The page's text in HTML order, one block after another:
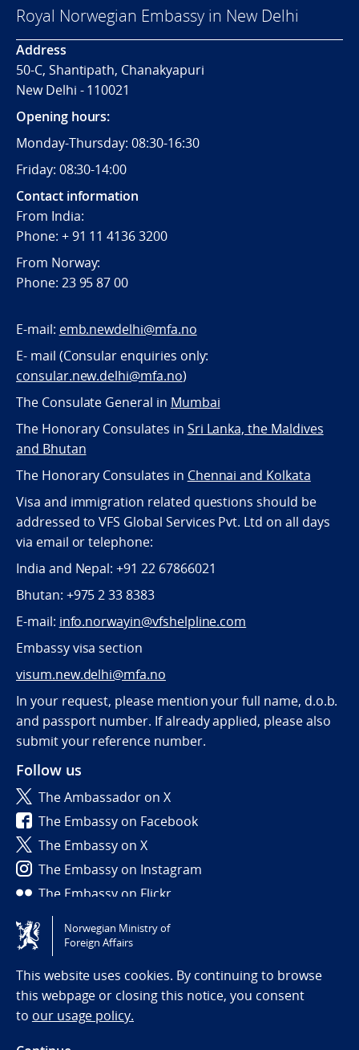
Royal Norwegian Embassy in New Delhi
Address
50-C, Shantipath, Chanakyapuri
New Delhi - 110021
Opening hours:
Monday-Thursday: 08:30-16:30
Friday: 08:30-14:00
Contact information
From India:
Phone: + 91 11 4136 3200
From Norway:
Phone: 23 95 87 00
E-mail: emb.newdelhi@mfa.no
E- mail (Consular enquiries only:
consular.new.delhi@mfa.no)
The Consulate General in Mumbai
The Honorary Consulates in Sri Lanka, the Maldives
and Bhutan
The Honorary Consulates in Chennai and Kolkata
Visa and immigration related questions should be
addressed to VFS Global Services Pvt. Ltd on all days
via email or telephone:
India and Nepal: +91 22 67866021
Bhutan: +975 2 33 8383
E-mail: info.norwayin@vfshelpline.com
Embassy visa section
visum.new.delhi@mfa.no
In your request, please mention your full name, d.o.b.
and passport number. If already applied, please also
submit your reference number.
Follow us
The Ambassador on X
The Embassy on Facebook
The Embassy on X
The Embassy on Instagram
The Embassy on Flickr
Tilgjengelighetserklæring / Accessibility statement
(NO)
Norwegian Ministry of
Foreign Affairs
This website uses cookies. By continuing to browse
this webpage or closing this notice, you consent
to our usage policy.